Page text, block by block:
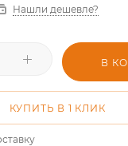
Нашли дешевле?
В
КУПИТЬ В 1 КЛИК